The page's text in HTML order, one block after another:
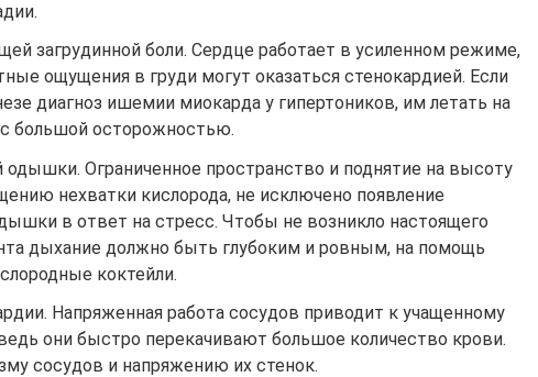
загрудинной боли. Сердце работает в усиленном режиме,
ощущения в груди могут оказаться стенокардией. Если
диагноз ишемии миокарда у гипертоников, им летать на
большой осторожностью.
одышки. Ограниченное пространство и поднятие на высоту
нехватки кислорода, не исключено появление
в ответ на стресс. Чтобы не возникло настоящего
дыхание должно быть глубоким и ровным, на помощь
коктейли.
Напряженная работа сосудов приводит к учащенному
они быстро перекачивают большое количество крови.
сосудов и напряжению их стенок.